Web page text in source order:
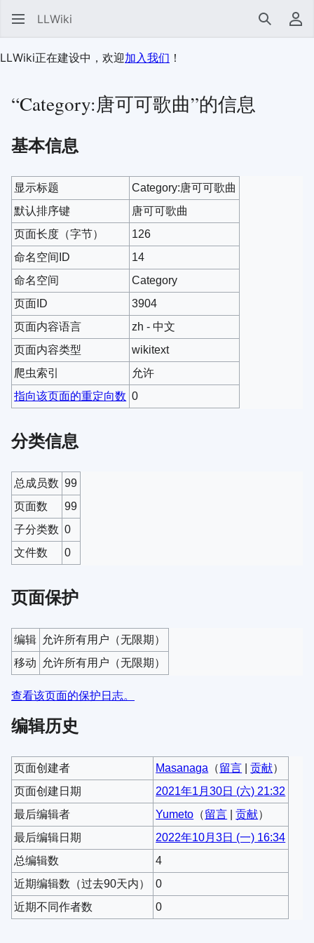
LLWiki 搜索 用
LLWiki正在建设中，欢迎加入我们 ！
“Category:唐可可歌曲”的信息
基本信息
显示标题
Category:唐可可歌曲
默认排序键
唐可可歌曲
页面长度（字节）
126
命名空间ID
14
命名空间
Category
页面ID
3904
页面内容语言
zh - 中文
页面内容类型
wikitext
爬虫索引
允许
指向该页面的重定向数 0
分类信息
总成员数 99
页面数
99
子分类数 0
文件数
0
页面保护
编辑 允许所有用户​（无限期）
移动
允许所有用户​（无限期）
查看该页面的保护日志。
编辑历史
页面创建者 Masanaga （留言 |贡献）
页面创建日期
2021年1月30日 (六) 21:32
最后编辑者
Yumeto （留言 |贡献）
最后编辑日期
2022年10月3日 (一) 16:34
总编辑数
4
近期编辑数（过去90天内）
0
近期不同作者数
0